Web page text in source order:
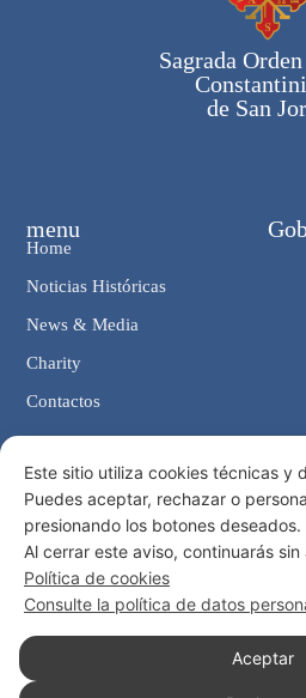
Sagrada
de San
menu
Home
Noticias Históricas
News & Media
Charity
Contactos
Contactos
Cancillería: Via Giosuè Carducci, 4 00187
eMail: cancelleria@ordine-costantiniano.it
Tel. +39 06 47.41.190 +39 06 48.19.401
Social
Este sitio utiliza cookies técnicas y
Puedes aceptar, rechazar o
presionando los botones deseados.
Al cerrar este aviso, continuarás sin
Política de cookies
Consulte la política de datos
Aceptar